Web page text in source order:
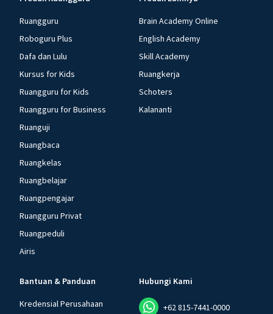
Ruangguru
Roboguru Plus
Dafa dan Lulu
Kursus for Kids
Ruangguru for Kids
Ruangguru for Business
Ruanguji
Ruangbaca
Ruangkelas
Ruangbelajar
Ruangpengajar
Ruangguru Privat
Ruangpeduli
Airis
Brain Academy Online
English Academy
Skill Academy
Ruangkerja
Schoters
Kalananti
Bantuan & Panduan
Kredensial Perusahaan
Hubungi Kami
+62 815-7441-0000